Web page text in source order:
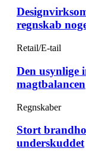
regnskab
Retail/E-tail
Den usynlige
magtbalancen
Regnskaber
Stort
underskuddet